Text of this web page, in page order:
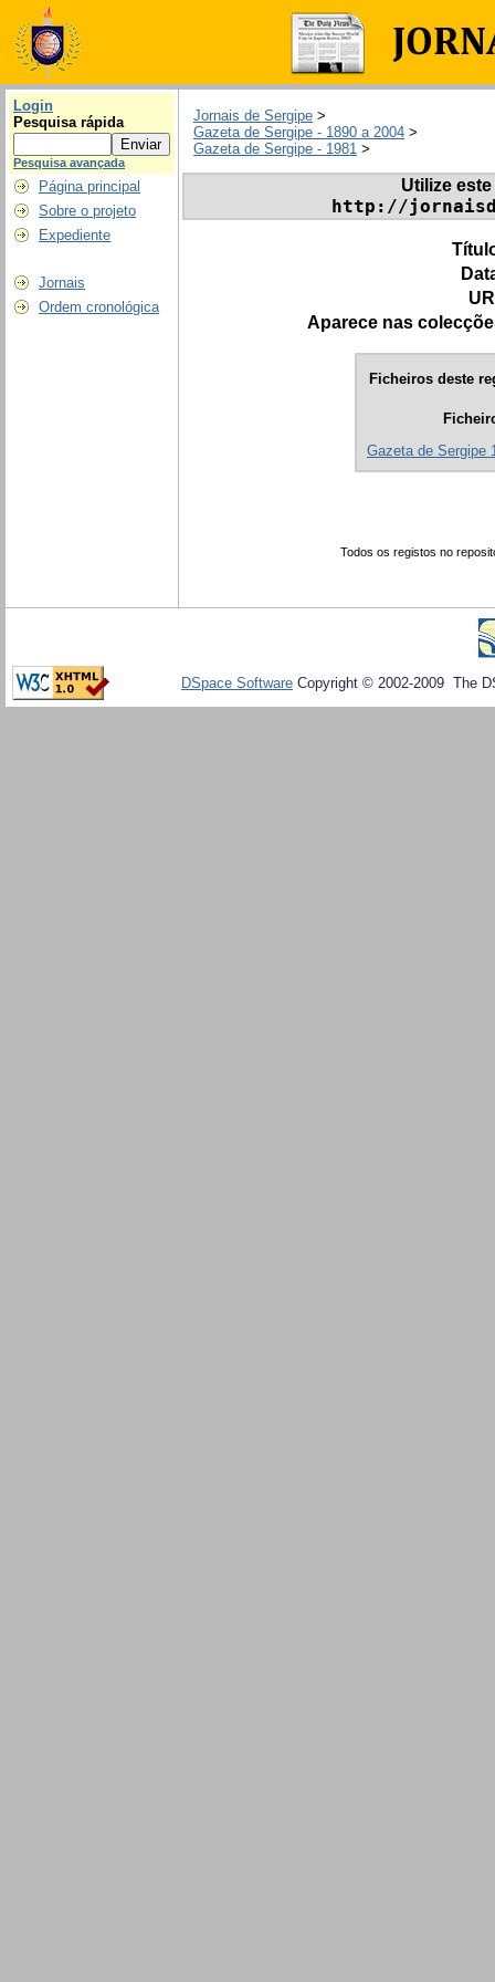
Login
Pesquisa rápida
Pesquisa avançada
Página principal
Sobre o projeto
Expediente
Jornais
Ordem cronológica
Jornais de Sergipe >
Gazeta de Sergipe - 1890 a 2004 >
Gazeta de Sergipe - 1981 >
Utilize
http://
Aparece nas
Ficheiros deste
Gazeta de Sergipe
Todos os registos no
DSpace Software Copyright © 2002-2009 The